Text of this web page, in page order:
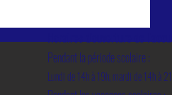
Horaires d'ouverture de
Pendant la période scolaire :
Lundi de 14h à 19h, mardi de 14h à